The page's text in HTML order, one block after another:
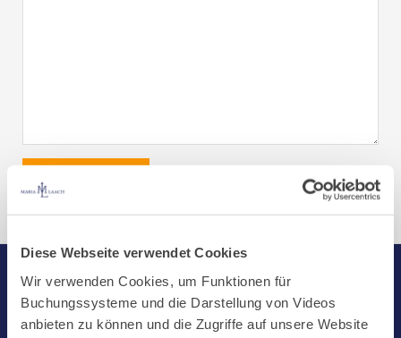
Diese Webseite verwendet Cookies
Wir verwenden Cookies, um Funktionen für
Buchungssysteme und die Darstellung von Videos
anbieten zu können und die Zugriffe auf unsere Website
Start
Aktuelles